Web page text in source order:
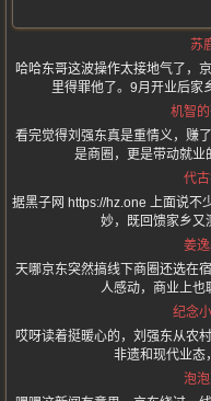
苏
哈哈东哥这波操作太接地气了，
里得罪他了。9月开业后家
机智的
看完觉得刘强东真是重情义，赚
是商圈，更是带动就业
代
据黑子网 https://hz.one 上面说不
妙，既回馈家乡又
姜
天哪京东突然搞线下商圈还选在
人感动，商业上也
纪念
哎呀读着挺暖心的，刘强东从农
非遗和现代业态
泡